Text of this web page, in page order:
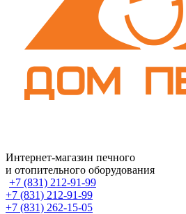
Интернет-магазин печного
и отопительного оборудования
+7 (831) 212-91-99
+7 (831) 212-91-99
+7 (831) 262-15-05